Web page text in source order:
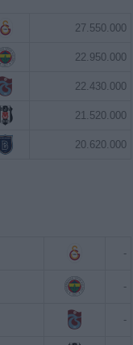
27.550.000
22.950.000
22.430.000
21.520.000
20.620.000
-
-
-